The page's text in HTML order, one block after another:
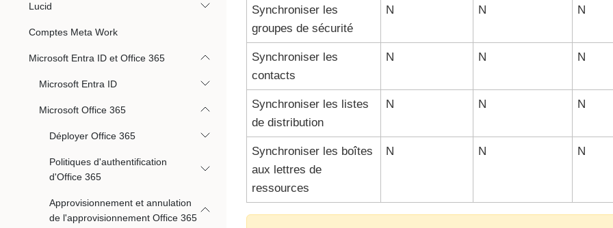
Lucid
Comptes Meta Work
Microsoft Entra ID et Office 365
Microsoft Entra ID
Microsoft Office 365
Déployer Office 365
Politiques d'authentification
d'Office 365
Approvisionnement et annulation
de l'approvisionnement Office 365
Synchroniser les
groupes de sécurité
N N N
Synchroniser les
contacts
N N N
Synchroniser les listes
de distribution
N N N
Synchroniser les boîtes
aux lettres de
ressources
N N N